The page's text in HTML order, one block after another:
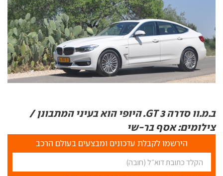
ב.מ.וו סדרה 3 GT. היופי הוא בעיני המתבונן /
צילומים: אסף בר-שי
הירשמו לקבלת עדכונים ומבצעים בעולם הרכב